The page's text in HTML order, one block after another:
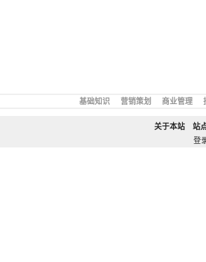
基础知识 营销策划 商业管理
关于本站
站
登